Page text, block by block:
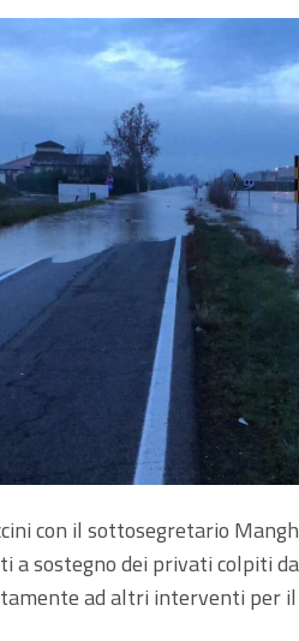
con il sottosegretario
a sostegno dei privati colpiti
ad altri interventi per